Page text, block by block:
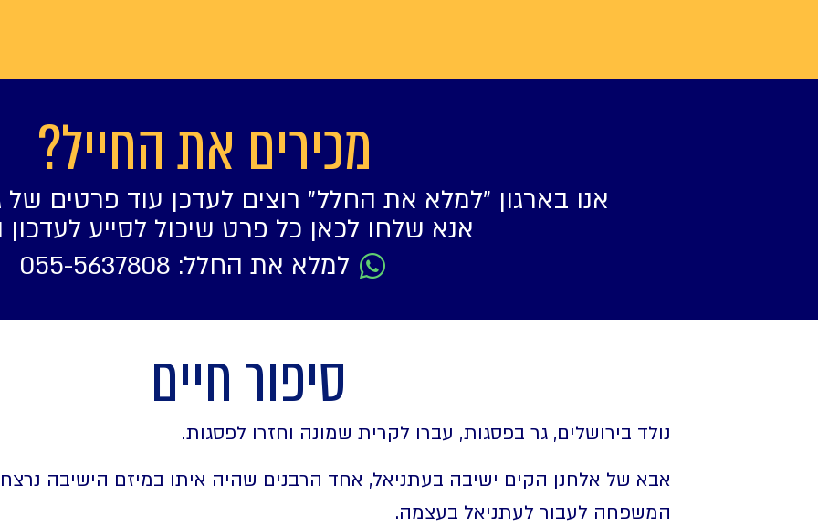
מכירים את החייל?
אנו בארגון ״למלא את החלל״ רוצים לעדכן עוד פרטים של
אנא שלחו לכאן כל פרט שיכול לסייע
למלא את החלל: 055-5637808
סיפור חיים
נולד בירושלים, גר בפסגות, עברו לקרית שמונה וחזרו לפסגות.
אבא של אלחנן הקים ישיבה בעתניאל, אחד הרבנים שהיה איתו במיזם הישיבה
המשפחה לעבור לעתניאל בעצמה.